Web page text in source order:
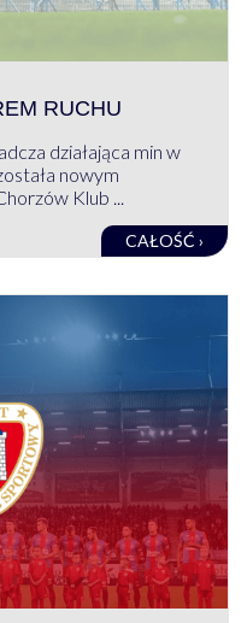
RUCHU
działająca min w
nowym
Klub ...
CAŁOŚĆ ›